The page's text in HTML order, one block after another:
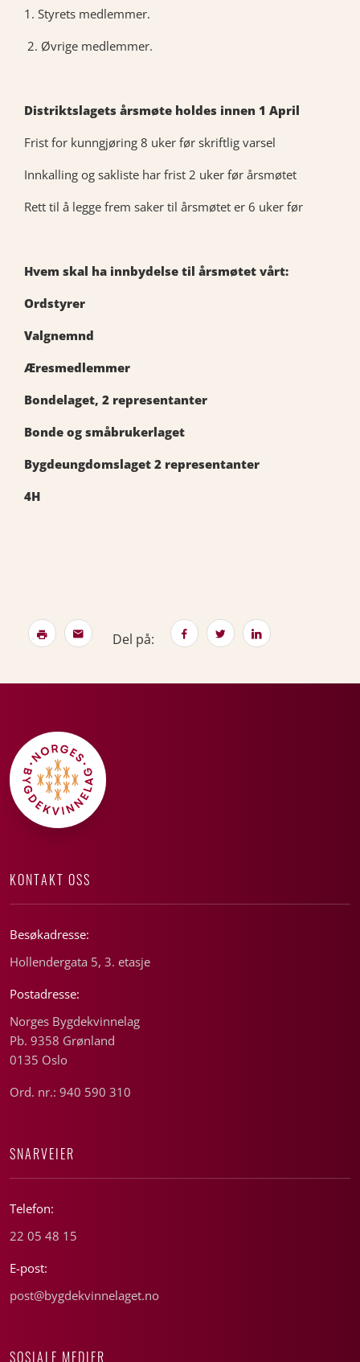
1. Styrets medlemmer.
2. Øvrige medlemmer.
Distriktslagets årsmøte holdes innen 1 April
Frist for kunngjøring 8 uker før skriftlig varsel
Innkalling og sakliste har frist 2 uker før årsmøtet
Rett til å legge frem saker til årsmøtet er 6 uker før
Hvem skal ha innbydelse til årsmøtet vårt:
Ordstyrer
Valgnemnd
Æresmedlemmer
Bondelaget, 2 representanter
Bonde og småbrukerlaget
Bygdeungdomslaget 2 representanter
4H
Del på:
KONTAKT OSS
Besøkadresse:
Hollendergata 5, 3. etasje
Postadresse:
Norges Bygdekvinnelag
Pb. 9358 Grønland
0135 Oslo
Ord. nr.: 940 590 310
SNARVEIER
Telefon:
22 05 48 15
E-post:
post@bygdekvinnelaget.no
SOSIALE MEDIER